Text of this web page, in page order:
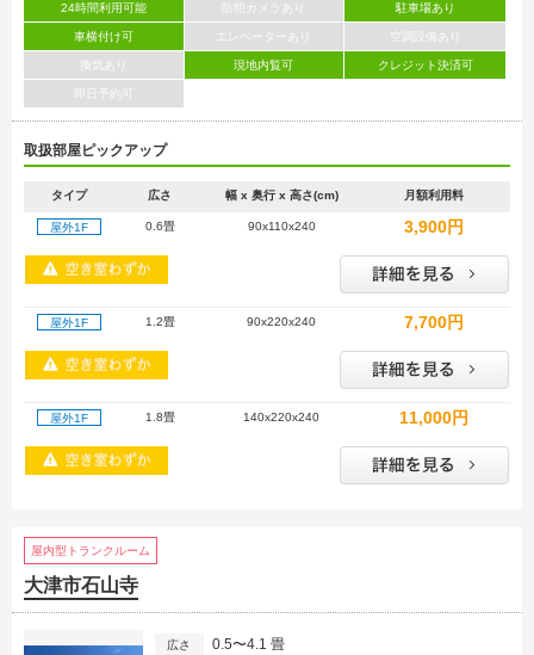
24時間利用可能 防犯カメラあり 駐車場あり
車横付け可 エレベーターあり 空調設備あり
換気あり 現地内覧可 クレジット決済可
即日予約可
取扱部屋ピックアップ
タイプ 広さ 幅 x 奥行 x 高さ(cm) 月額利用料
屋外1F 0.6畳 90x110x240 3,900円
屋外1F 1.2畳 90x220x240 7,700円
屋外1F 1.8畳 140x220x240 11,000円
屋内型トランクルーム
大津市石山寺
広さ 0.5〜4.1 畳